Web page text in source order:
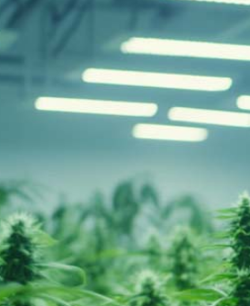
Cannabis Ärzte
Cannabis Rezept
Wissen
Cannabis Wirkung